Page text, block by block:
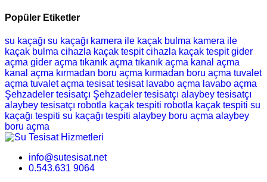
Popüler Etiketler
su kaçağı su kaçağı kamera ile kaçak bulma kamera ile
kaçak bulma cihazla kaçak tespit cihazla kaçak tespit gider
açma gider açma tıkanık açma tıkanık açma kanal açma
kanal açma kırmadan boru açma kırmadan boru açma tuvalet
açma tuvalet açma tesisat tesisat lavabo açma lavabo açma
Şehzadeler tesisatçı Şehzadeler tesisatçı alaybey tesisatçı
alaybey tesisatçı robotla kaçak tespiti robotla kaçak tespiti su
kaçağı tespiti su kaçağı tespiti alaybey boru açma alaybey
boru açma
info@sutesisat.net
0.543.631 9064